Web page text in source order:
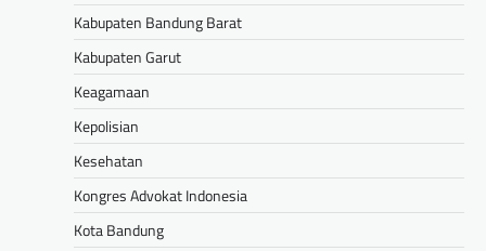
Kabupaten Bandung Barat
Kabupaten Garut
Keagamaan
Kepolisian
Kesehatan
Kongres Advokat Indonesia
Kota Bandung